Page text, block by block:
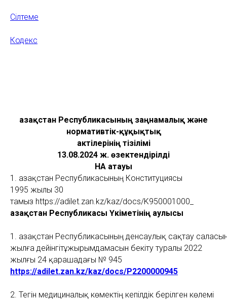
Сілтеме
Кодекс
Қазақстан Республикасының заңнамалық және
нормативтік-құқықтық
актілерінің тізілімі
13.08.2024 ж. өзектендірілді
НҚА атауы
1. Қазақстан Республикасының Конституциясы
1995 жылы 30
тамыз https://adilet.zan.kz/kaz/docs/K950001000_
Қазақстан Республикасы Үкіметінің Қаулысы
1. Қазақстан Республикасының денсаулық сақтау
жылға дейінгітұжырымдамасын бекіту туралы 2022
жылғы 24 қарашадағы № 945
https://adilet.zan.kz/kaz/docs/P2200000945
2. Тегін медициналық көмектің кепілдік берілген көлемі